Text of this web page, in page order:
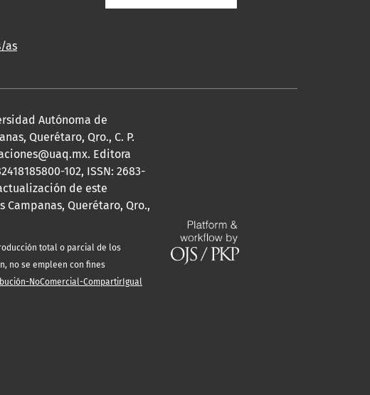
as
Autónoma de
Querétaro, Qro., C. P.
Editora
102, ISSN: 2683-
de este
Campanas, Querétaro, Qro.,
total o parcial de los
no se empleen con fines
NoComercial-CompartirIgual